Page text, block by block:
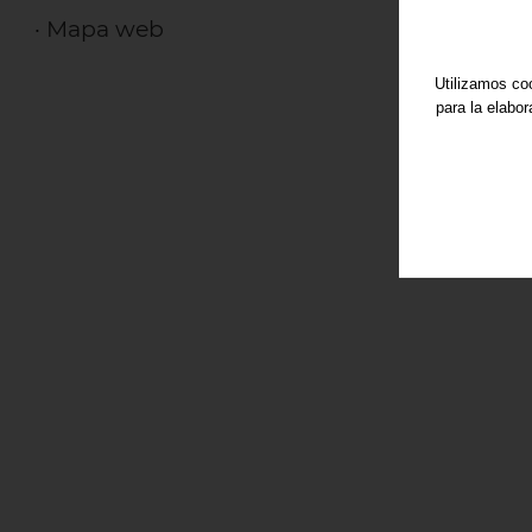
· Mapa web
Utilizamos
para la